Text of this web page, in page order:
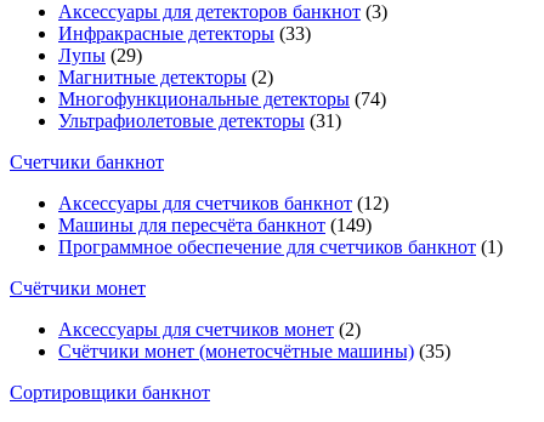
Аксессуары для детекторов банкнот (3)
Инфракрасные детекторы (33)
Лупы (29)
Магнитные детекторы (2)
Многофункциональные детекторы (74)
Ультрафиолетовые детекторы (31)
Счетчики банкнот
Аксессуары для счетчиков банкнот (12)
Машины для пересчёта банкнот (149)
Программное обеспечение для счетчиков банкнот (1)
Счётчики монет
Аксессуары для счетчиков монет (2)
Счётчики монет (монетосчётные машины) (35)
Cортировщики банкнот